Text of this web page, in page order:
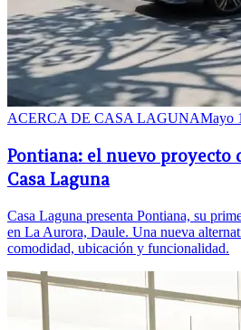
ACERCA DE CASA LAGUNAMayo
Pontiana: el nuevo proyecto
Casa Laguna
Casa Laguna presenta Pontiana, su
en La Aurora, Daule. Una nueva
comodidad, ubicación y funcionalidad.